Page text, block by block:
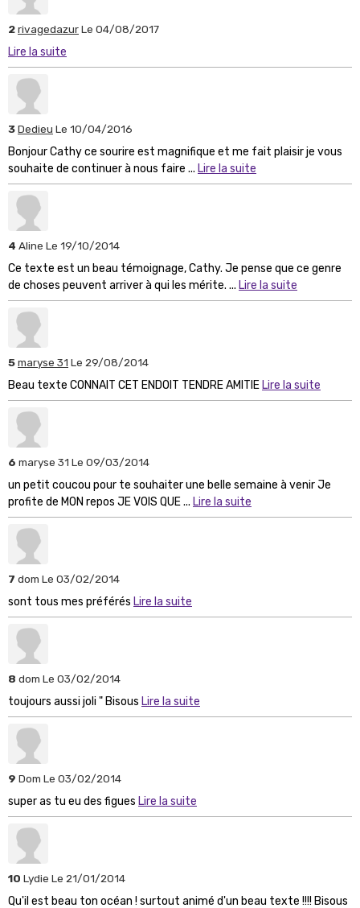
2rivagedazurLe 04/08/2017
Lire la suite
3Dedieu Le 10/04/2016
Bonjour Cathy ce sourire est magnifique et me fait plaisir je vous
souhaite de continuer à nous faire ... Lire la suite
4 Aline Le 19/10/2014
Ce texte est un beau témoignage, Cathy. Je pense que ce genre
de choses peuvent arriver à qui les mérite. ... Lire la suite
5maryse 31 Le 29/08/2014
Beau texte CONNAIT CET ENDOIT TENDRE AMITIE Lire la suite
6 maryse 31 Le 09/03/2014
un petit coucou pour te souhaiter une belle semaine à venir Je
profite de MON repos JE VOIS QUE ... Lire la suite
7 dom Le 03/02/2014
sont tous mes préférés Lire la suite
8 dom Le 03/02/2014
toujours aussi joli " Bisous Lire la suite
9 Dom Le 03/02/2014
super as tu eu des figues Lire la suite
10 Lydie Le 21/01/2014
Qu'il est beau ton océan ! surtout animé d'un beau texte !!!! Bisous